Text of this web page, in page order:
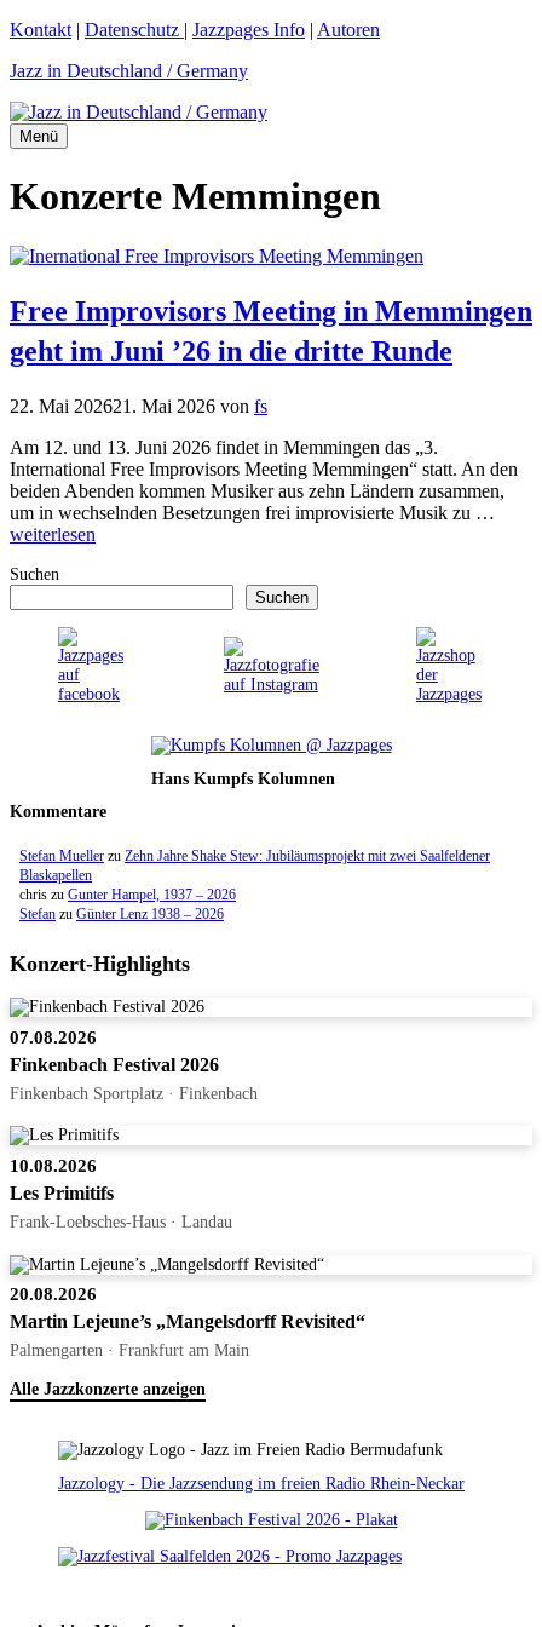
Zum
springen
Kontakt | Datenschutz | Jazzpages Info | Autoren
Jazz in Deutschland / Germany
Menü
Konzerte Memmingen
Free Improvisors Meeting in Memmingen
geht im Juni ’26 in die dritte Runde
22. Mai 202621. Mai 2026 von fs
Am 12. und 13. Juni 2026 findet in Memmingen das „3.
International Free Improvisors Meeting Memmingen“ statt. An den
beiden Abenden kommen Musiker aus zehn Ländern zusammen,
um in wechselnden Besetzungen frei improvisierte Musik zu …
weiterlesen
Suchen
Suchen
Hans Kumpfs Kolumnen
Kommentare
Stefan Mueller zu Zehn Jahre Shake Stew: Jubiläumsprojekt mit zwei Saalfeldener
Blaskapellen
chris zu Gunter Hampel, 1937 – 2026
Stefan zu Günter Lenz 1938 – 2026
Konzert-Highlights
07.08.2026
Finkenbach Festival 2026
Finkenbach Sportplatz · Finkenbach
10.08.2026
Les Primitifs
Frank-Loebsches-Haus · Landau
20.08.2026
Martin Lejeune’s „Mangelsdorff Revisited“
Palmengarten · Frankfurt am Main
Alle Jazzkonzerte anzeigen
Jazzology - Die Jazzsendung im freien Radio Rhein-Neckar